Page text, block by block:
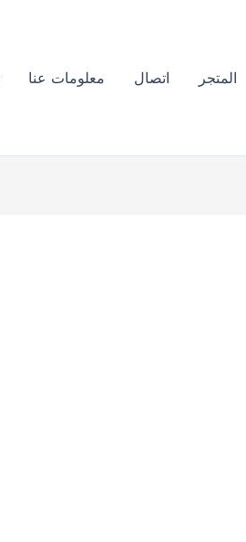
المتجر اتصال معلومات عنا